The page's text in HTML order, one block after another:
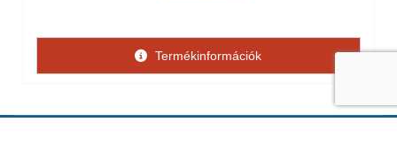
Termékinformációk